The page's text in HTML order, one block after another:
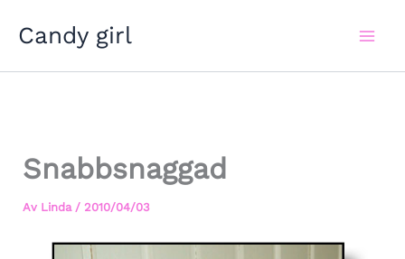
Candy girl
Snabbsnaggad
Av Linda / 2010/04/03